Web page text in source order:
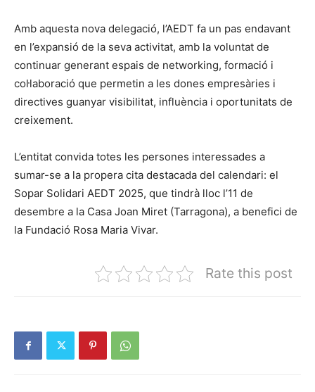
Amb aquesta nova delegació, l’AEDT fa un pas endavant
en l’expansió de la seva activitat, amb la voluntat de
continuar generant espais de networking, formació i
col·laboració que permetin a les dones empresàries i
directives guanyar visibilitat, influència i oportunitats de
creixement.
L’entitat convida totes les persones interessades a
sumar-se a la propera cita destacada del calendari: el
Sopar Solidari AEDT 2025, que tindrà lloc l’11 de
desembre a la Casa Joan Miret (Tarragona), a benefici de
la Fundació Rosa Maria Vivar.
Rate this post